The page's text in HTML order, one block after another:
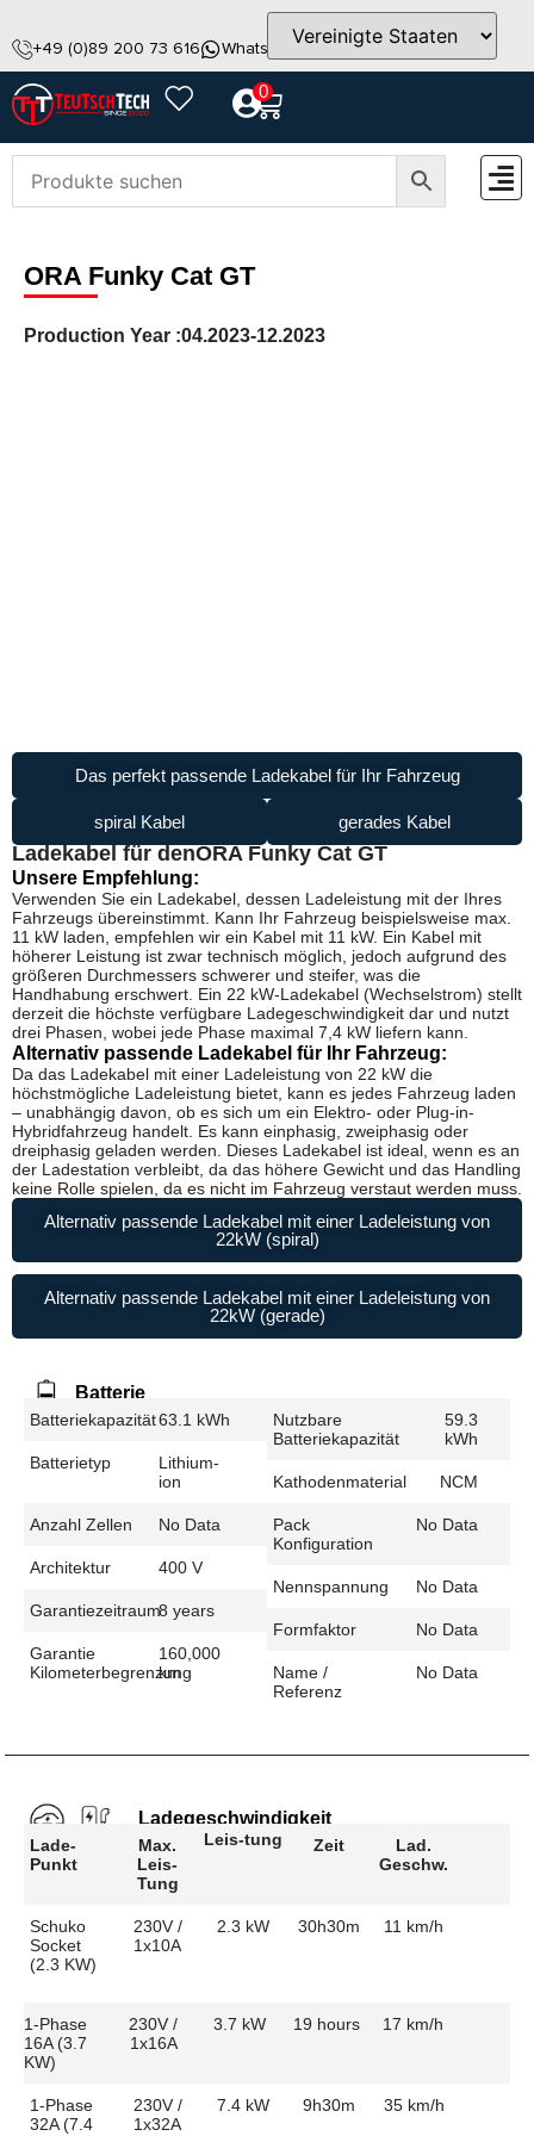
+49 (0)89 200 73 616 WhatsApp info@teutschtech.com
0
ORA Funky Cat GT
Production Year :04.2023-12.2023
Das perfekt passende Ladekabel für Ihr Fahrzeug
spiral Kabel gerades Kabel
Ladekabel für denORA Funky Cat GT
Unsere Empfehlung:
Verwenden Sie ein Ladekabel, dessen Ladeleistung mit der Ihres
Fahrzeugs übereinstimmt. Kann Ihr Fahrzeug beispielsweise max.
11 kW laden, empfehlen wir ein Kabel mit 11 kW. Ein Kabel mit
höherer Leistung ist zwar technisch möglich, jedoch aufgrund des
größeren Durchmessers schwerer und steifer, was die
Handhabung erschwert. Ein 22 kW-Ladekabel (Wechselstrom) stellt
derzeit die höchste verfügbare Ladegeschwindigkeit dar und nutzt
drei Phasen, wobei jede Phase maximal 7,4 kW liefern kann.
Alternativ passende Ladekabel für Ihr Fahrzeug:
Da das Ladekabel mit einer Ladeleistung von 22 kW die
höchstmögliche Ladeleistung bietet, kann es jedes Fahrzeug laden
– unabhängig davon, ob es sich um ein Elektro- oder Plug-in-
Hybridfahrzeug handelt. Es kann einphasig, zweiphasig oder
dreiphasig geladen werden. Dieses Ladekabel ist ideal, wenn es an
der Ladestation verbleibt, da das höhere Gewicht und das Handling
keine Rolle spielen, da es nicht im Fahrzeug verstaut werden muss.
Alternativ passende Ladekabel mit einer Ladeleistung von
22kW (spiral)
Alternativ passende Ladekabel mit einer Ladeleistung von
22kW (gerade)
Batterie
Batteriekapazität63.1 kWh
Batterietyp
Lithium-
ion
Anzahl Zellen No Data
Architektur 400 V
Garantiezeitraum8 years
Garantie
Kilometerbegrenzung
160,000
km
Nutzbare
Batteriekapazität
59.3
kWh
Kathodenmaterial NCM
Pack
Konfiguration
No Data
Nennspannung No Data
Formfaktor No Data
Name /
Referenz
No Data
Ladegeschwindigkeit
Lade-
Punkt
Max.
Leis-
Tung
Leis-tung Zeit
Lad.
Geschw.
Schuko
Socket
(2.3 KW)
230V /
1x10A
2.3 kW 30h30m 11 km/h
1-Phase
16A (3.7
KW)
230V /
1x16A
3.7 kW 19 hours 17 km/h
1-Phase
32A (7.4
230V /
1x32A
7.4 kW 9h30m 35 km/h